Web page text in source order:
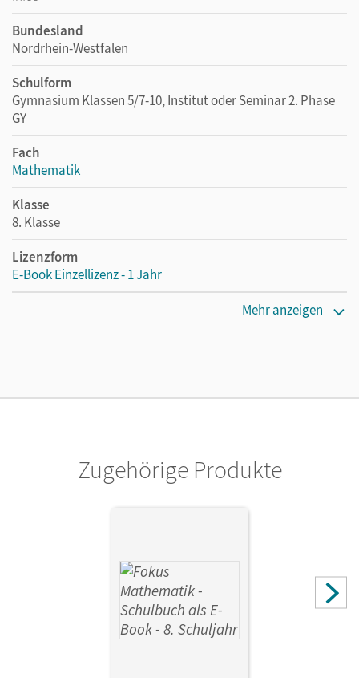
Bundesland
Nordrhein-Westfalen
Schulform
Gymnasium Klassen 5/7-10, Institut oder Seminar 2. Phase
GY
Fach
Mathematik
Klasse
8. Klasse
Lizenzform
E-Book Einzellizenz - 1 Jahr
Privatpersonen, die nur mit dem E-Book arbeiten.
Kilian, Heinrich; Herz, Andreas; Göbels, Wolfgang; Freytag,
Carina; Schwehr, Siegfried; Tuffner-Denker, Ingeborg;
Reitz-Koncebovski, Karen; Bischof, Ina; Weigelt, Barbara;
Sahre, Elisabeth; Christmann, Norbert; Zebhauser,
Emmeram; Zebhauser, Monika; Klapthor, Rüdiger; Prewitz,
Mehr anzeigen
Zugehörige Produkte